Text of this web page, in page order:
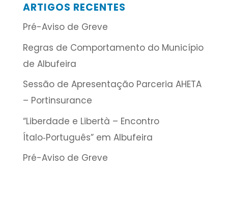
ARTIGOS RECENTES
Pré-Aviso de Greve
Regras de Comportamento do Município
de Albufeira
Sessão de Apresentação Parceria AHETA
– Portinsurance
“Liberdade e Libertà – Encontro
Ítalo‑Português” em Albufeira
Pré-Aviso de Greve